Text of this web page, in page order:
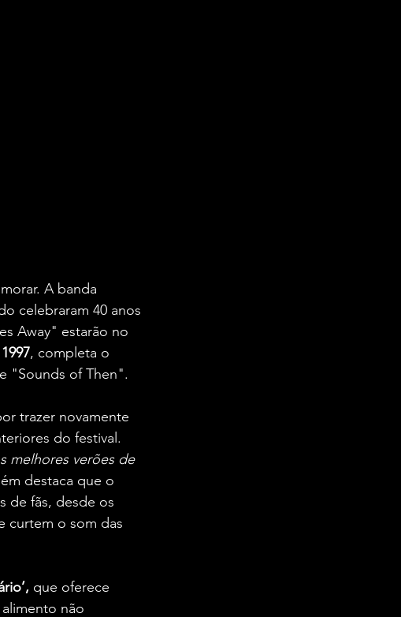
A banda
celebraram 40 anos
Away" estarão no
, completa o
"Sounds of Then".
trazer novamente
do festival.
melhores verões de
destaca que o
de fãs, desde os
curtem o som das
que oferece
não